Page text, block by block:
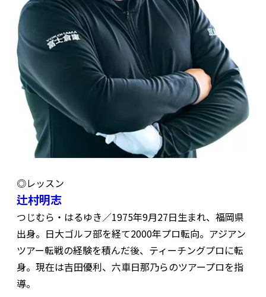
◎レッスン
辻村明志
つじむら・はるゆき／1975年9月27日生まれ、福岡県
出身。日大ゴルフ部を経て2000年プロ転向。アジアン
ツアー転戦の経験を積んだ後、ティーチングプロに転
身。現在は吉田優利、六車日那乃らのツアープロを指
導。